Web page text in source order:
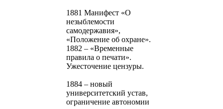
1881 Манифест «О
незыблемости
самодержавия»,
«Положение об охране».
1882 – «Временные
правила о печати».
Ужесточение цензуры.
1884 – новый
университетский устав,
ограничение автономии